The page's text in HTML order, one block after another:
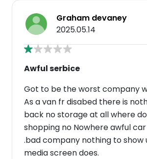
Graham devaney
2025.05.14
Awful serbice
Got to be the worst company
As a van fr disabed there is
back no storage at all where
shopping no Nowhere awful car
.bad company nothing to show
media screen does.